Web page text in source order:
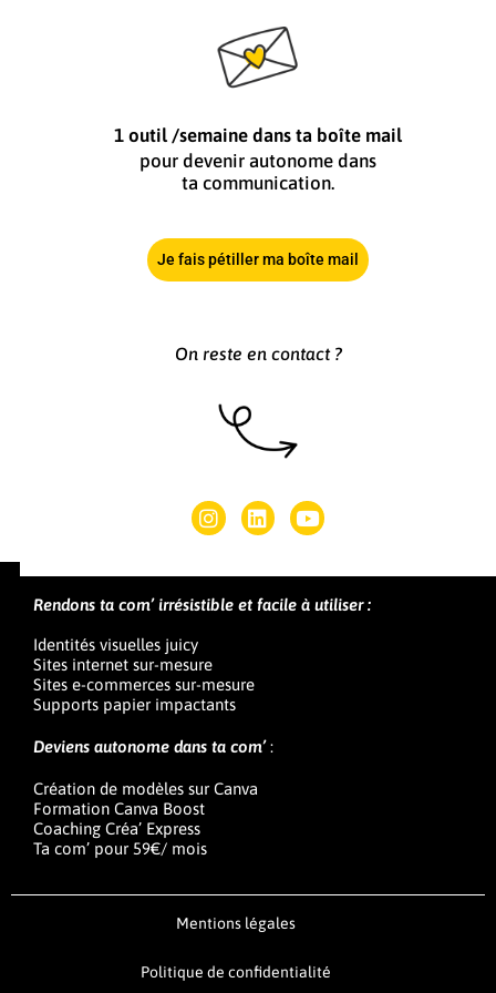
1 outil /semaine dans ta boîte mail
pour devenir autonome dans
ta communication.
Je fais pétiller ma boîte mail
On reste en contact ?
Rendons ta com’ irrésistible et facile à utiliser :
Identités visuelles juicy
Sites internet sur-mesure
Sites e-commerces sur-mesure
Supports papier impactants
Deviens autonome dans ta com’:
Création de modèles sur Canva
Formation Canva Boost
Coaching Créa’ Express
Ta com’ pour 59€/ mois
Mentions légales
Politique de confidentialité